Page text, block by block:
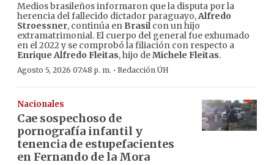
Medios brasileños informaron que la disputa por la
herencia del fallecido dictador paraguayo,Alfredo
Stroessner, continúa en Brasilcon un hijo
extramatrimonial. El cuerpo del general fue exhumado
en el 2022 y se comprobó la filiación con respecto a
Enrique Alfredo Fleitas, hijo deMichele Fleitas.
Agosto 5, 2026 07:48 p. m. · Redacción ÚH
Nacionales
Cae sospechoso de
pornografía infantil y
tenencia de estupefacientes
en Fernando de la Mora